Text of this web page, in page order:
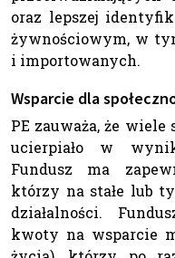
oraz lepszej
żywnościowym, w
i importowanych.
Wsparcie dla
PE zauważa, że
ucierpiało w
Fundusz ma
którzy na stałe lub
działalności.
kwoty na wsparcie